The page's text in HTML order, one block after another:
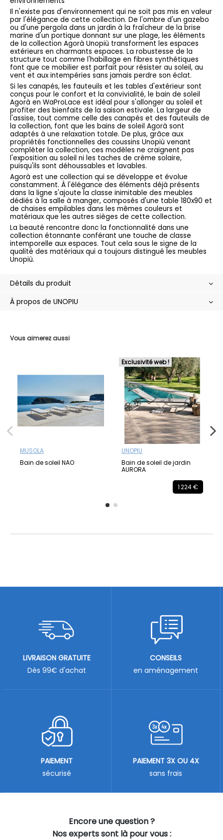
Vous aimerez aussi
MUSOLA
Bain de soleil NAO
Exclusivité web !
UNOPIU
Bain de soleil de jardin
AURORA
1 224 €
Il n'existe pas d'environnement qui ne soit pas mis en valeur
par l'élégance de cette collection. De l'ombre d'un gazebo
ou d'une pergola dans un jardin à la fraîcheur de la brise
marine d'un portique donnant sur une plage, les éléments
de la collection Agorà Unopiù transforment les espaces
extérieurs en charmants espaces. La robustesse de la
structure tout comme l'habillage en fibres synthétiques
font que ce mobilier est parfait pour résister au soleil, au
vent et aux intempéries sans jamais perdre son éclat.
Si les canapés, les fauteuils et les tables d'extérieur sont
conçus pour le confort et la convivialité, le bain de soleil
Agorà en WaProLace est idéal pour s'allonger au soleil et
profiter des bienfaits de la saison estivale. La largeur de
l'assise, tout comme celle des canapés et des fauteuils de
la collection, font que les bains de soleil Agorà sont
adaptés à une relaxation totale. De plus, grâce aux
propriétés fonctionnelles des coussins Unopiù venant
compléter la collection, ces modèles ne craignent pas
l'exposition au soleil ni les taches de crème solaire,
puisqu'ils sont déhoussables et lavables.
Agorà est une collection qui se développe et évolue
constamment. À l'élégance des éléments déjà présents
dans la ligne s'ajoute la classe inimitable des meubles
dédiés à la salle à manger, composés d'une table 180x90 et
de chaises empilables dans les mêmes couleurs et
matériaux que les autres sièges de cette collection.
La beauté rencontre donc la fonctionnalité dans une
collection étonnante conférant une touche de classe
intemporelle aux espaces. Tout cela sous le signe de la
qualité des matériaux qui a toujours distingué les meubles
Unopiù.
Détails du produit
À propos de UNOPIU
Encore une question ?
Nos experts sont là pour vous :
LIVRAISON GRATUITE
Dès 99€ d'achat
CONSEILS
en aménagement
PAIEMENT
sécurisé
PAIEMENT 3X OU 4X
sans frais